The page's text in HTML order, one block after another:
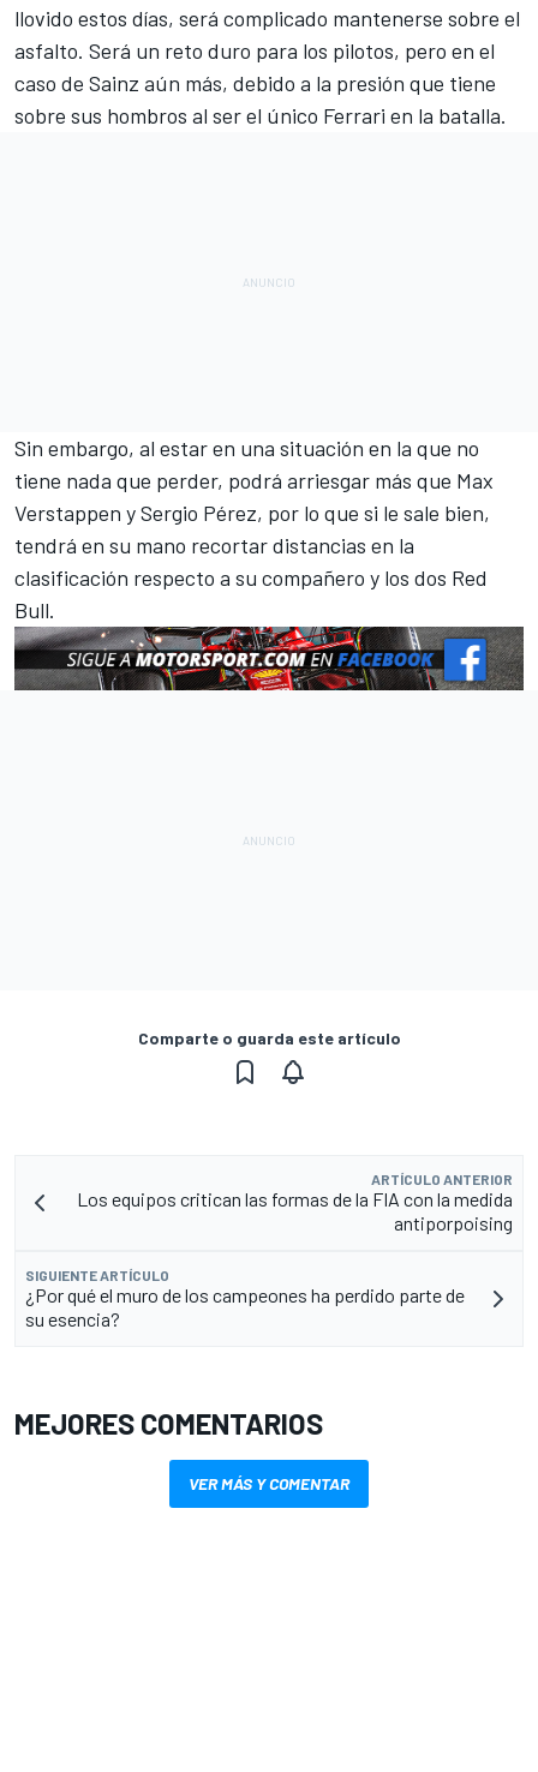
llovido estos días, será complicado mantenerse sobre el
asfalto. Será un reto duro para los pilotos, pero en el
caso de Sainz aún más, debido a la presión que tiene
sobre sus hombros al ser el único Ferrari en la batalla.
Sin embargo, al estar en una situación en la que no
tiene nada que perder, podrá arriesgar más que Max
Verstappen ySergio Pérez, por lo que si le sale bien,
tendrá en su mano recortar distancias en la
clasificación respecto a su compañero y los dos Red
Bull.
Comparte o guarda este artículo
ARTÍCULO ANTERIOR
Los equipos critican las formas de la FIA con la medida
antiporpoising
SIGUIENTE ARTÍCULO
¿Por qué el muro de los campeones ha perdido parte de
su esencia?
MEJORES COMENTARIOS
VER MÁS Y COMENTAR